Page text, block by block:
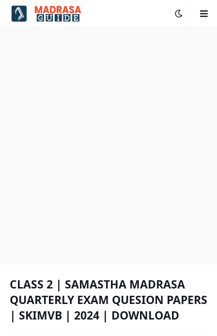
CLASS 2 | SAMASTHA MADRASA
QUARTERLY EXAM QUESION PAPERS
| SKIMVB | 2024 | DOWNLOAD